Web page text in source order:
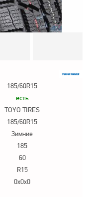
185/60R15
есть
TOYO TIRES
185/60R15
Зимние
185
60
R15
0x0x0